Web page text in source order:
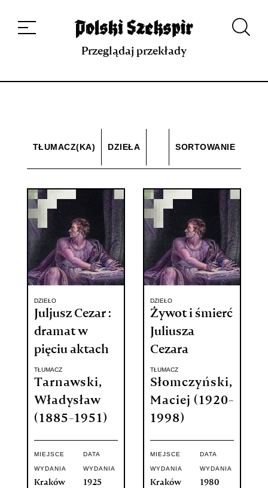
projekcie
Kontakt Indeks strony Aplikacja
Repozytorium XIX w.
Przeglądaj przekłady
TŁUMACZ(KA) DZIEŁA SORTOWANIE
DZIEŁO
Juljusz Cezar :
dramat w
pięciu aktach
TŁUMACZ
Tarnawski,
Władysław
(1885-1951)
MIEJSCE
WYDANIA
Kraków
DATA
WYDANIA
1925
DZIEŁO
Żywot i śmierć
Juliusza
Cezara
TŁUMACZ
Słomczyński,
Maciej (1920-
1998)
MIEJSCE
WYDANIA
Kraków
DATA
WYDANIA
1980